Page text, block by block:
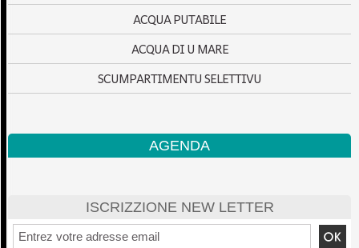
ACQUA PUTABILE
ACQUA DI U MARE
SCUMPARTIMENTU SELETTIVU
AGENDA
ISCRIZZIONE NEW LETTER